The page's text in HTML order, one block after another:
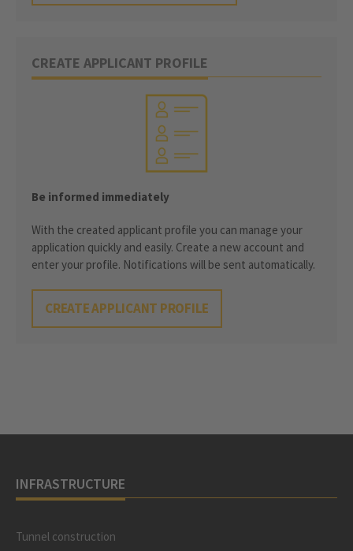
CREATE APPLICANT PROFILE
Be informed immediately
With the created applicant profile you can manage your
application quickly and easily. Create a new account and
enter your profile. Notifications will be sent automatically.
CREATE APPLICANT PROFILE
INFRASTRUCTURE
Tunnel construction